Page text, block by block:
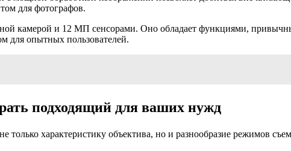
для фотографов.
камерой и 12 МП сенсорами. Оно обладает функциями,
для опытных пользователей.
подходящий для ваших нужд
только характеристику объектива, но и разнообразие режимов